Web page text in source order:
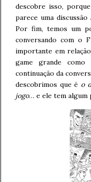
descobre isso,
parece uma discussão
Por fim, temos um
conversando com o
importante em
game grande
continuação da
descobrimos que é o
jogo… e ele tem algum